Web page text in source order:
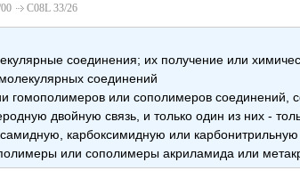
C08L 33/26
соединения; их получение или
соединений
гомополимеров или сополимеров соединений,
двойную связь, и только один из них -
карбоксимидную или
или сополимеры акриламида или